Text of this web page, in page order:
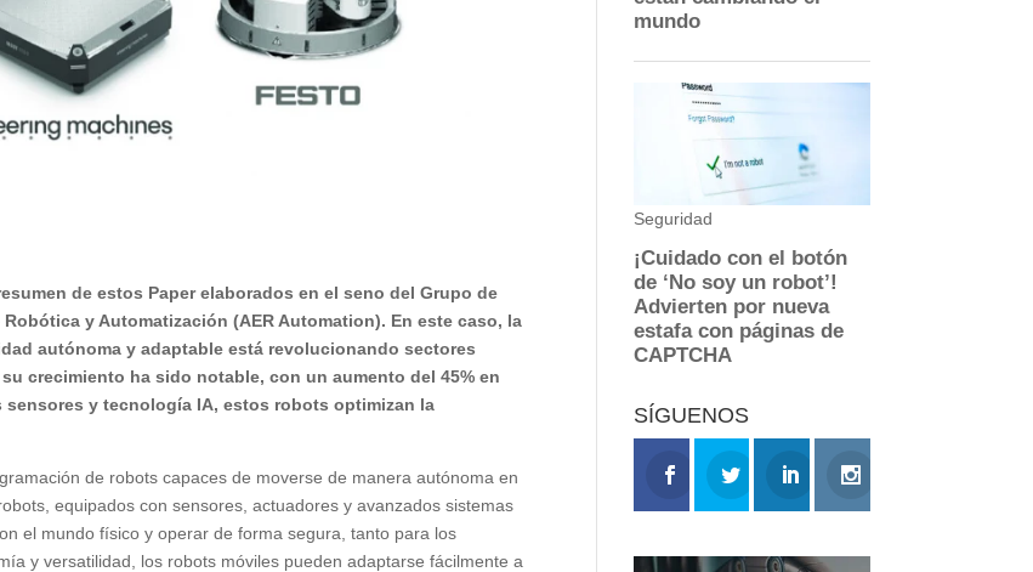
de estos Paper elaborados en el seno del Grupo de
y Automatización (AER Automation). En este caso, la
autónoma y adaptable está revolucionando sectores
crecimiento ha sido notable, con un aumento del 45% en
y tecnología IA, estos robots optimizan la
de robots capaces de moverse de manera autónoma en
equipados con sensores, actuadores y avanzados sistemas
el mundo físico y operar de forma segura, tanto para los
y versatilidad, los robots móviles pueden adaptarse fácilmente a
SÍGUENOS